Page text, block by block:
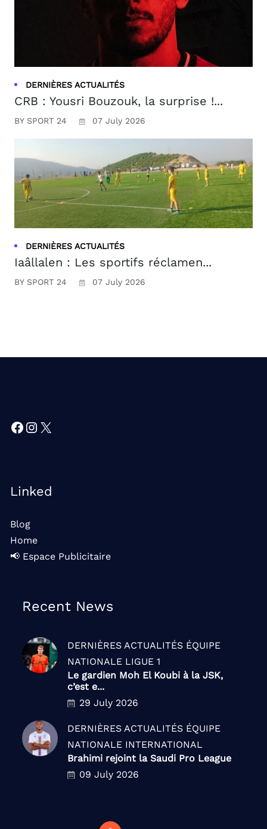
DERNIÈRES ACTUALITÉS
CRB : Yousri Bouzouk, la surprise !...
BY SPORT 24 07 July 2026
DERNIÈRES ACTUALITÉS
Iaâllalen : Les sportifs réclamen...
BY SPORT 24 07 July 2026
Facebook
Instagram
X
Linked
Blog
Home
📢 Espace Publicitaire
Recent News
DERNIÈRES ACTUALITÉS ÉQUIPE
NATIONALE LIGUE 1
Le gardien Moh El Koubi à la JSK,
c’est e...
29 July 2026
DERNIÈRES ACTUALITÉS ÉQUIPE
NATIONALE INTERNATIONAL
Brahimi rejoint la Saudi Pro League
09 July 2026